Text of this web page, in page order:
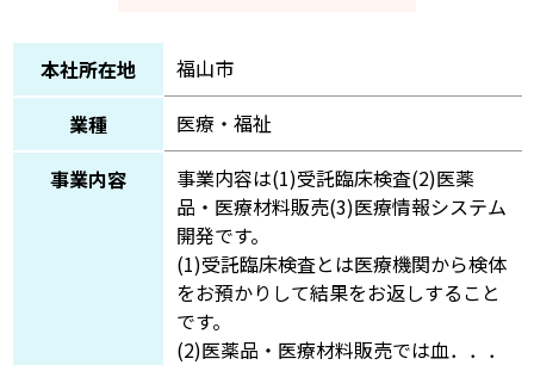
本社所在地
福山市
業種
医療・福祉
事業内容
事業内容は(1)受託臨床検査(2)医薬
品・医療材料販売(3)医療情報システム
開発です。
(1)受託臨床検査とは医療機関から検体
をお預かりして結果をお返しすること
です。
(2)医薬品・医療材料販売では血．．．